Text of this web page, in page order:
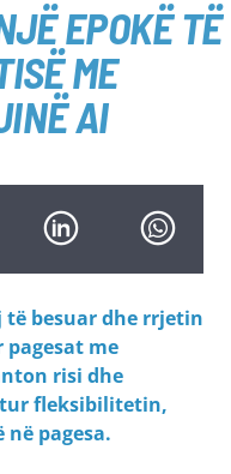
EPOKË TË
ME
AI
besuar dhe rrjetin
me
risi dhe
fleksibilitetin,
pagesa.